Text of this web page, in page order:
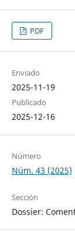
PDF
Enviado
2025-11-19
Publicado
2025-12-16
Número
Núm. 43 (2025)
Sección
Dossier: